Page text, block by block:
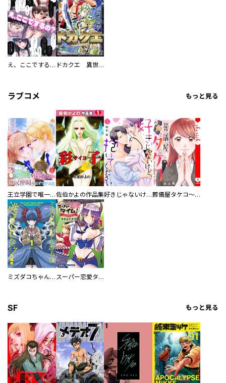
え、ここでするの？ アイドルのファンが知らない日常 ドカクエ 異世界ドカコッククエスト
ラブコメ もっと見る
王立学園で唯一魔法が使えない庶民仲間のはずですよね～実は王子様で私を溺愛しているなんて告白はやめてください～佐伯かよの作品集 好きじゃないけど、抱いてください【電子単行本版／特典おまけ付き】 葬儀屋タケコ～あなたの最期、叶えます【電子単行本版】
ミズダコちゃんからは逃げられない！ スーパー恋愛タイム！～現場でドＳな彼女は自宅でデレる～
SF もっと見る